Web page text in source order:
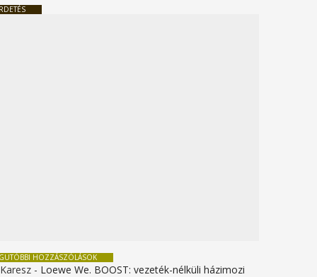
HOZZÁSZÓLÁSOK
- Loewe We. BOOST: vezeték-nélküli házimozi